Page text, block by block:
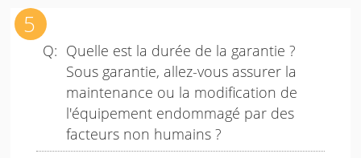
Quelle est la durée de la garantie ?
Sous garantie, allez-vous assurer la
maintenance ou la modification de
l'équipement endommagé par des
facteurs non humains ?